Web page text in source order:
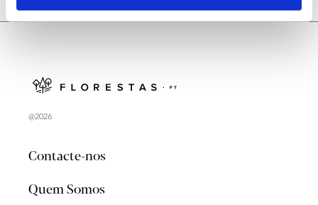
@2026
Contacte-nos
Quem Somos